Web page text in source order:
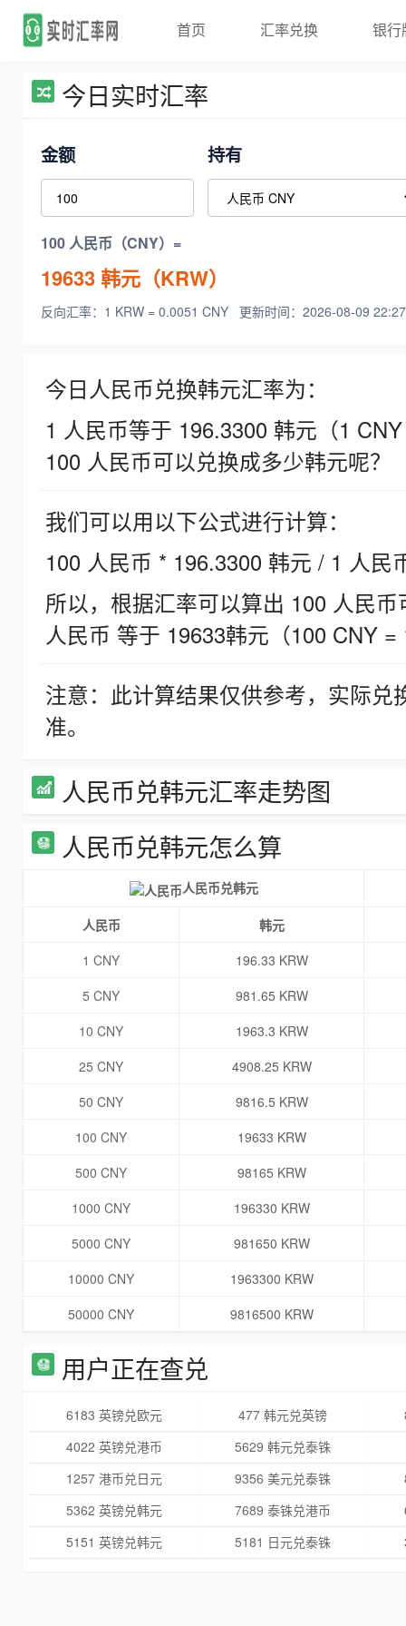
首页 汇率兑换 银行
今日实时汇率
金额 持有
100 人民币（CNY）=
19633韩元（KRW）
反向汇率：1 KRW = 0.0051 CNY 更新时间：2026-08-09
今日人民币兑换韩元汇率为：
1 人民币等于 196.3300 韩元（1
100 人民币可以兑换成多少韩元呢？
我们可以用以下公式进行计算：
100 人民币 * 196.3300 韩元 / 1 人民
所以，根据汇率可以算出 100 人民
人民币 等于 19633韩元（100 CNY =
注意：此计算结果仅供参考，实际
准。
人民币兑韩元汇率走势图
人民币兑韩元怎么算
人民币兑韩元
人民币
韩元
1 CNY
196.33 KRW
5 CNY
981.65 KRW
10 CNY
1963.3 KRW
25 CNY
4908.25 KRW
50 CNY
9816.5 KRW
100 CNY
19633 KRW
500 CNY
98165 KRW
1000 CNY
196330 KRW
5000 CNY
981650 KRW
10000 CNY
1963300 KRW
50000 CNY
9816500 KRW
用户正在查兑
6183 英镑兑欧元 477 韩元兑英镑
4022 英镑兑港币
5629 韩元兑泰铢
1257 港币兑日元
9356 美元兑泰铢
5362 英镑兑韩元
7689 泰铢兑港币
5151 英镑兑韩元
5181 日元兑泰铢